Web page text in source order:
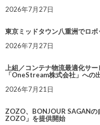
2026年7月27日
東京ミッドタウン八重洲でロ
2026年7月27日
上組／コンテナ物流最適化サ
「OneStream株式会社」への
2026年7月21日
ZOZO、BONJOUR SAGAN
ZOZO」を提供開始